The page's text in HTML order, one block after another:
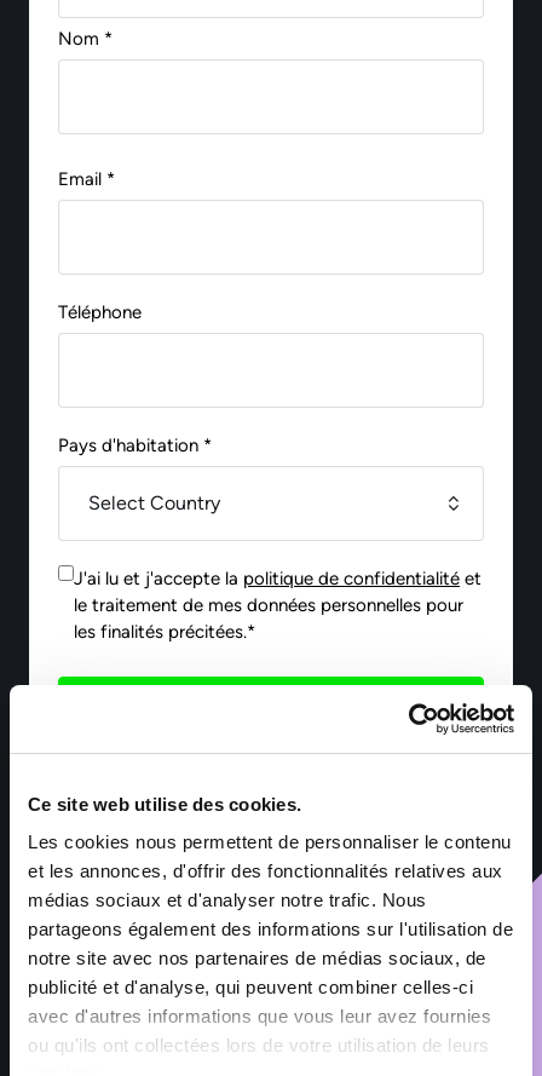
Ce site web utilise des cookies.
Les cookies nous permettent de personnaliser le contenu
et les annonces, d'offrir des fonctionnalités relatives aux
médias sociaux et d'analyser notre trafic. Nous
partageons également des informations sur l'utilisation de
notre site avec nos partenaires de médias sociaux, de
publicité et d'analyse, qui peuvent combiner celles-ci
avec d'autres informations que vous leur avez fournies
ou qu'ils ont collectées lors de votre utilisation de leurs
Nom *
Email *
Téléphone
Pays d'habitation *
J'ai lu et j'accepte la politique de confidentialité et
le traitement de mes données personnelles pour
les finalités précitées.*
*Les informations collectées par Sofitex Luxembourg via ce
finalité la gestion des fichiers de candidatures et du
recrutement. Les informations marquées d’un astérisque sont
obligatoires – leur non-renseignement entraîne l’impossibilité
de traiter la demande. Ces informations sont exclusivement
destinées aux services de Sofitex Luxembourg, à ses clients et
à ses éventuels sous-traitants intervenant dans le cadre de la
prestation. Les données sont conservées pendant les durées
nécessaires aux finalités pour lesquelles elles sont traitées,
telles que précisées dans notre Politique de protection des
données. Conformément au Règlement (UE) 2016/679 relatif à